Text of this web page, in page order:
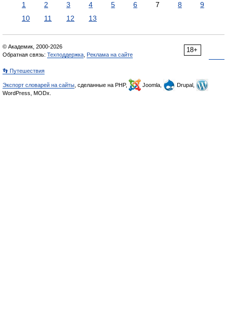
1 2 3 4 5 6 7 8
9
10
11 12 13
18+
© Академик, 2000-2026
Обратная связь: Техподдержка Реклама на сайте
👣 Путешествия
Экспорт словарей на сайты , сделанные на PHP, Joomla,
Drupal,
WordPress, MODx.